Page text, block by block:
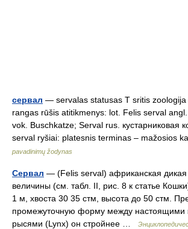
сервал — servalas statusas T sritis
rangas rūšis atitikmenys: lot. Felis serval
vok. Buschkatze; Serval rus. кустарниковая
serval ryšiai: platesnis terminas – mažosios
pavadinimų žodynas
Сервал — (Felis serval) африканская дикая
величины (см. табл. II, рис. 8 к статье
1 м, хвоста 30 35 стм, высота до 50 стм.
промежуточную форму между настоящими
рысями (Lynx) он стройнее …